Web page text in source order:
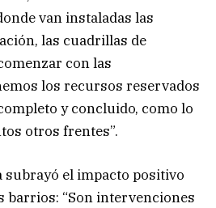
van instaladas las
las cuadrillas de
con las
los recursos reservados
y concluido, como lo
otros frentes”.
subrayó el impacto positivo
barrios: “Son intervenciones